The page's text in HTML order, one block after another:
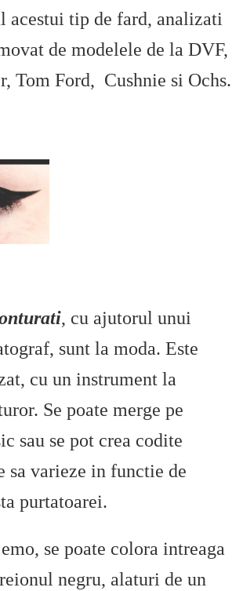
acestui tip de fard, analizati
de modelele de la DVF,
Tom Ford, Cushnie si Ochs.
, cu ajutorul unui
sunt la moda. Este
cu un instrument la
Se poate merge pe
sau se pot crea codite
sa varieze in functie de
purtatoarei.
se poate colora intreaga
negru, alaturi de un